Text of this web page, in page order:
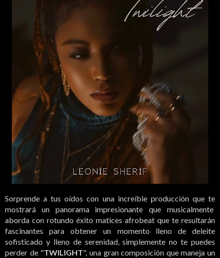
Sorprende a tus oídos con una increíble producción que te
mostrará un panorama impresionante que musicalmente
aborda con rotundo éxito matices afrobeat que te resultarán
fascinantes para obtener un momento lleno de deleite
sofisticado y lleno de serenidad, simplemente no te puedes
perder de "TWILIGHT", una gran composición que maneja un